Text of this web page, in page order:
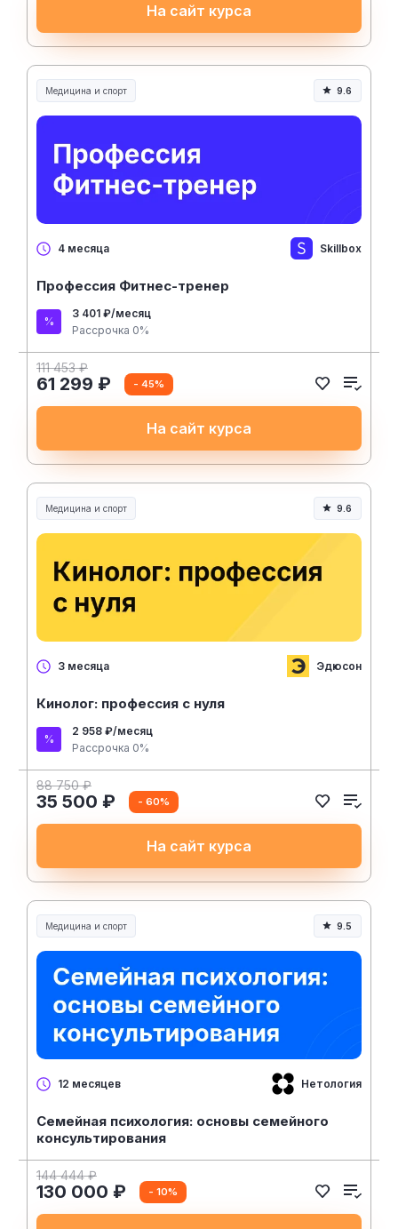
На сайт курса
Медицина и спорт
Медицина, спорт и здоровье
9.6
4 месяца Skillbox
Профессия Фитнес-тренер
3 401 ₽/месяц
Рассрочка 0%
111 453 ₽
61 299 ₽ - 45%
На сайт курса
Медицина и спорт
Медицина, спорт и здоровье
9.6
3 месяца Эдюсон
Кинолог: профессия с нуля
2 958 ₽/месяц
Рассрочка 0%
88 750 ₽
35 500 ₽ - 60%
На сайт курса
Медицина и спорт
Медицина, спорт и здоровье
9.5
12 месяцев Нетология
Семейная психология: основы семейного
консультирования
144 444 ₽
130 000 ₽ - 10%